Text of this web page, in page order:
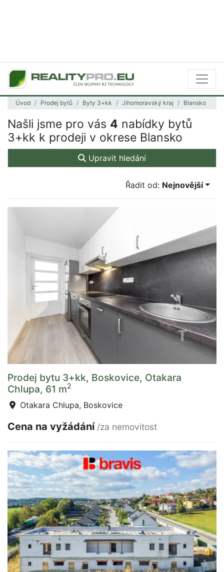
Úvod Prodej bytů Byty 3+kk Jihomoravský kraj Blansko
Našli jsme pro vás 4 nabídky bytů
3+kk k prodeji v okrese Blansko
Upravit hledání
Řadit od: Nejnovější
Prodej bytu 3+kk, Boskovice, Otakara
Chlupa, 61 m2
Otakara Chlupa, Boskovice
Cena na vyžádání /za nemovitost